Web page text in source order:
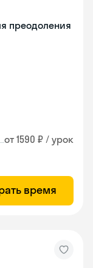
преодоления
от 1590 ₽ / урок
время